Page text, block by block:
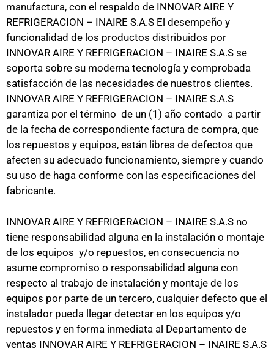
manufactura, con el respaldo de INNOVAR AIRE Y
REFRIGERACION – INAIRE S.A.S El desempeño y
funcionalidad de los productos distribuidos por
INNOVAR AIRE Y REFRIGERACION – INAIRE S.A.S se
soporta sobre su moderna tecnología y comprobada
satisfacción de las necesidades de nuestros clientes.
INNOVAR AIRE Y REFRIGERACION – INAIRE S.A.S
garantiza por el término de un (1) año contado a partir
de la fecha de correspondiente factura de compra, que
los repuestos y equipos, están libres de defectos que
afecten su adecuado funcionamiento, siempre y cuando
su uso de haga conforme con las especificaciones del
fabricante.
INNOVAR AIRE Y REFRIGERACION – INAIRE S.A.S no
tiene responsabilidad alguna en la instalación o montaje
de los equipos y/o repuestos, en consecuencia no
asume compromiso o responsabilidad alguna con
respecto al trabajo de instalación y montaje de los
equipos por parte de un tercero, cualquier defecto que el
instalador pueda llegar detectar en los equipos y/o
repuestos y en forma inmediata al Departamento de
ventas INNOVAR AIRE Y REFRIGERACION – INAIRE S.A.S